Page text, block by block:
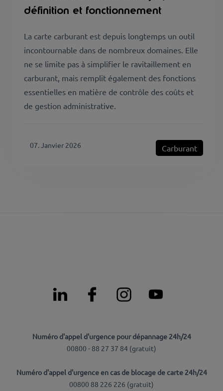
définition et fonctionnement
La carte carburant est depuis longtemps un outil
incontournable dans de nombreux domaines. Elle
ne se limite pas à simplifier le ravitaillement en
carburant, mais remplit également des fonctions
essentielles en matière de contrôle des coûts et
de gestion administrative.
07. Janvier 2026 Carburant
Numéro d'appel d'urgence pour dépannage 24h/24
00800 - 88 27 37 84 (gratuit)
Numéro d'appel d'urgence en cas de blocage de carte 24h/24
00800 88 226 226 (gratuit)